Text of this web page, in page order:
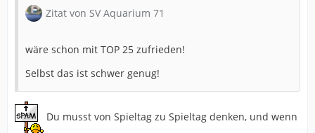
Zitat von SV Aquarium 71
wäre schon mit TOP 25 zufrieden!
Selbst das ist schwer genug!
Du musst von Spieltag zu Spieltag denken, und wenn